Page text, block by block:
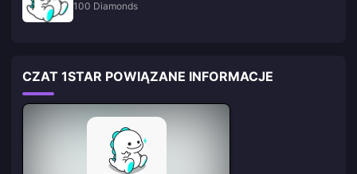
100 Diamonds
CZAT 1STAR POWIĄZANE INFORMACJE